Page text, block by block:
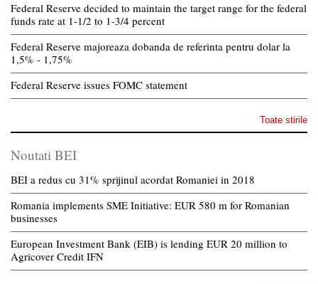
Federal Reserve decided to maintain the target range for the federal
funds rate at 1-1/2 to 1-3/4 percent
Federal Reserve majoreaza dobanda de referinta pentru dolar la
1,5% - 1,75%
Federal Reserve issues FOMC statement
Toate stirile
Noutati BEI
BEI a redus cu 31% sprijinul acordat Romaniei in 2018
Romania implements SME Initiative: EUR 580 m for Romanian
businesses
European Investment Bank (EIB) is lending EUR 20 million to
Agricover Credit IFN